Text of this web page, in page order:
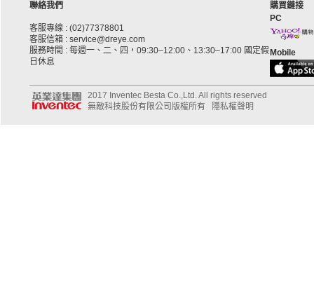
聯絡我們
客服專線 : (02)77378801
客服信箱 : service@dreye.com
服務時間 : 每週一、二、四，09:30–12:00、13:30–17:00 國定假
日休息
購買鏈接
PC
Mobile
2017 Inventec Besta Co.,Ltd. All rights reserved
無敵科技股份有限公司版權所有
隱私權聲明